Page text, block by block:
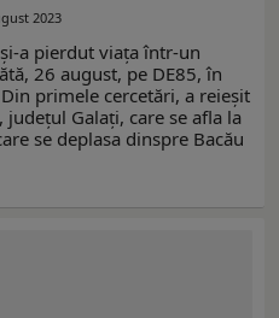
2023
a pierdut viața într-un
26 august, pe DE85, în
primele cercetări, a reieșit
Galați, care se afla la
se deplasa dinspre Bacău